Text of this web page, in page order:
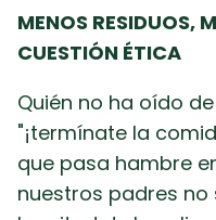
MENOS RESIDUOS,
CUESTIÓN ÉTICA
Quién no ha oído
"¡termínate la
que pasa hambre
nuestros padres